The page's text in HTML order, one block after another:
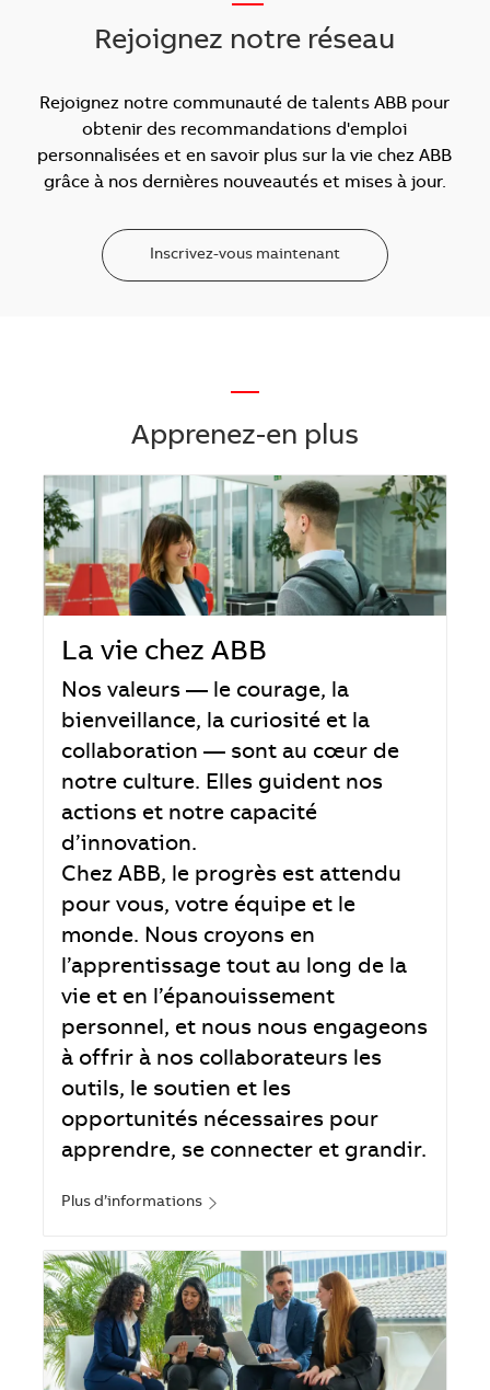
Rejoignez notre réseau
Rejoignez notre communauté de talents ABB pour
obtenir des recommandations d'emploi
personnalisées et en savoir plus sur la vie chez ABB
grâce à nos dernières nouveautés et mises à jour.
Inscrivez-vous maintenant
—
Apprenez-en plus
La vie chez ABB
Nos valeurs — le courage, la
bienveillance, la curiosité et la
collaboration — sont au cœur de
notre culture. Elles guident nos
actions et notre capacité
d’innovation.
Chez ABB, le progrès est attendu
pour vous, votre équipe et le
monde. Nous croyons en
l’apprentissage tout au long de la
vie et en l’épanouissement
personnel, et nous nous engageons
à offrir à nos collaborateurs les
outils, le soutien et les
opportunités nécessaires pour
apprendre, se connecter et grandir.
Plus d’informations